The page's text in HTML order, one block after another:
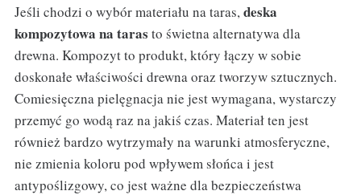
Jeśli chodzi o wybór materiału na taras,deska
kompozytowa na taras to świetna alternatywa dla
drewna. Kompozyt to produkt, który łączy w sobie
doskonałe właściwości drewna oraz tworzyw sztucznych.
Comiesięczna pielęgnacja nie jest wymagana, wystarczy
przemyć go wodą raz na jakiś czas. Materiał ten jest
również bardzo wytrzymały na warunki atmosferyczne,
nie zmienia koloru pod wpływem słońca i jest
antypoślizgowy, co jest ważne dla bezpieczeństwa